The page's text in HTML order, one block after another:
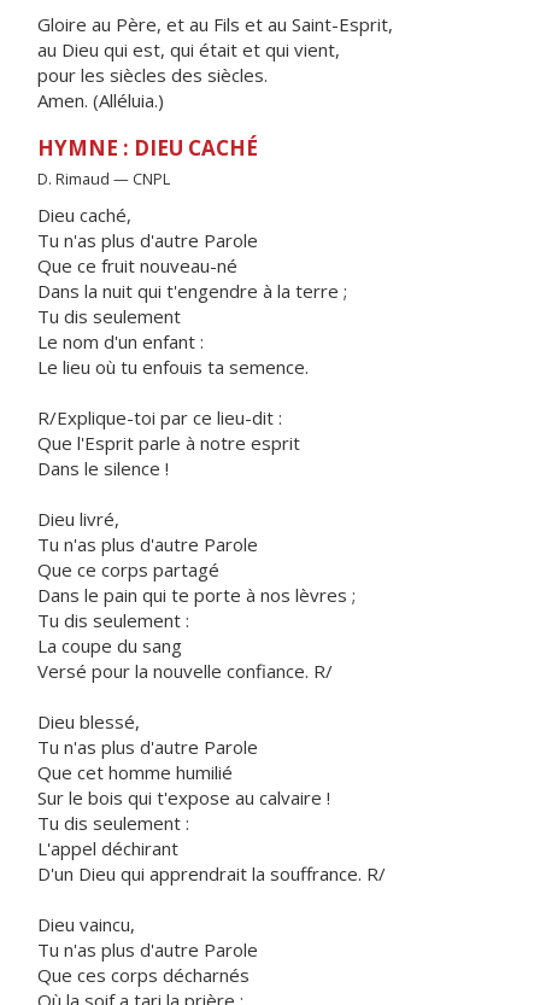
Gloire au Père, et au Fils et au Saint-Esprit,
au Dieu qui est, qui était et qui vient,
pour les siècles des siècles.
Amen. (Alléluia.)
HYMNE : DIEU CACHÉ
D. Rimaud — CNPL
Dieu caché,
Tu n'as plus d'autre Parole
Que ce fruit nouveau-né
Dans la nuit qui t'engendre à la terre ;
Tu dis seulement
Le nom d'un enfant :
Le lieu où tu enfouis ta semence.
R/Explique-toi par ce lieu-dit :
Que l'Esprit parle à notre esprit
Dans le silence !
Dieu livré,
Tu n'as plus d'autre Parole
Que ce corps partagé
Dans le pain qui te porte à nos lèvres ;
Tu dis seulement :
La coupe du sang
Versé pour la nouvelle confiance. R/
Dieu blessé,
Tu n'as plus d'autre Parole
Que cet homme humilié
Sur le bois qui t'expose au calvaire !
Tu dis seulement :
L'appel déchirant
D'un Dieu qui apprendrait la souffrance. R/
Dieu vaincu,
Tu n'as plus d'autre Parole
Que ces corps décharnés
Où la soif a tari la prière ;